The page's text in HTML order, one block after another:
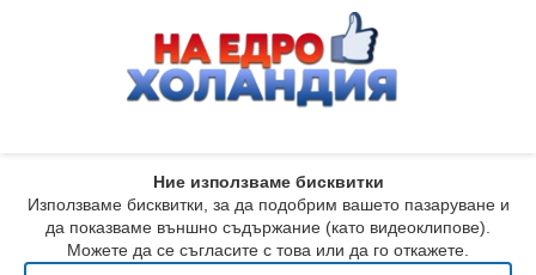
Ние използваме бисквитки
Използваме бисквитки, за да подобрим вашето пазаруване и
да показваме външно съдържание (като видеоклипове).
Можете да се съгласите с това или да го откажете.